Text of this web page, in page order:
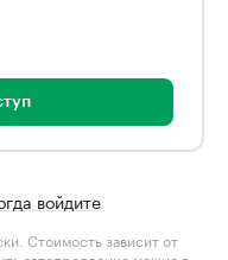
войдите
Стоимость зависит от